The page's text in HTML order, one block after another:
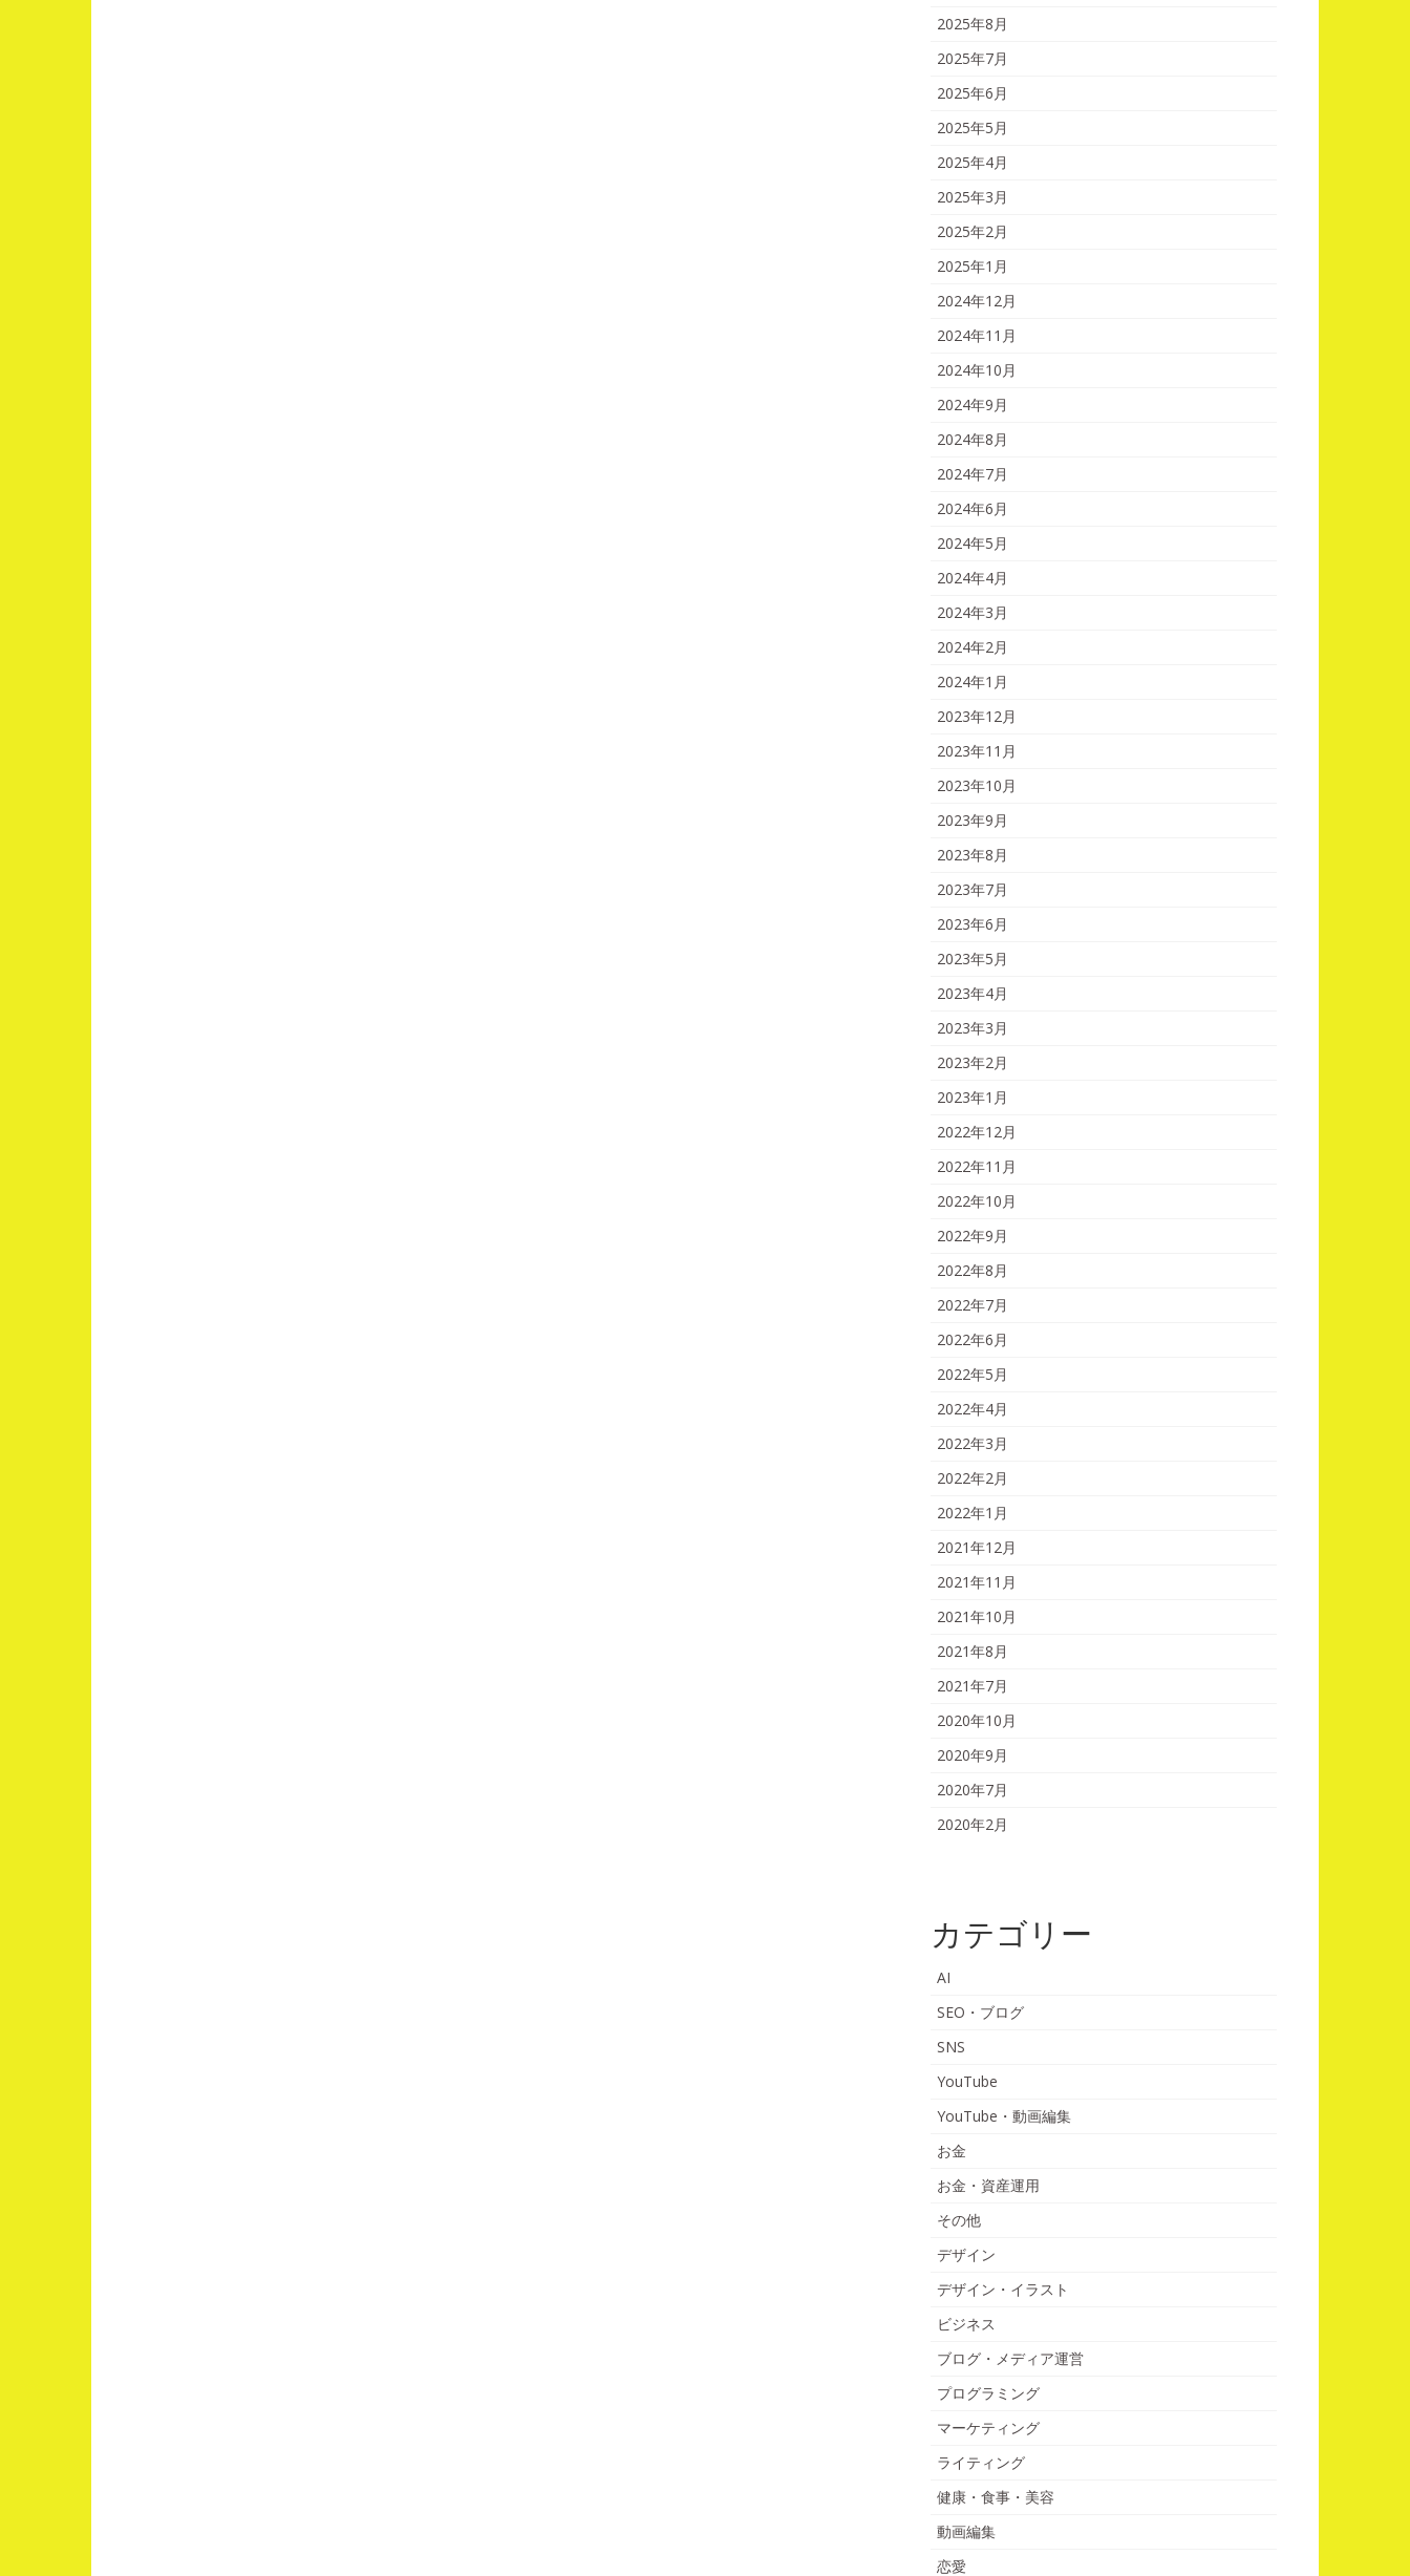
2025年8月
2025年7月
2025年6月
2025年5月
2025年4月
2025年3月
2025年2月
2025年1月
2024年12月
2024年11月
2024年10月
2024年9月
2024年8月
2024年7月
2024年6月
2024年5月
2024年4月
2024年3月
2024年2月
2024年1月
2023年12月
2023年11月
2023年10月
2023年9月
2023年8月
2023年7月
2023年6月
2023年5月
2023年4月
2023年3月
2023年2月
2023年1月
2022年12月
2022年11月
2022年10月
2022年9月
2022年8月
2022年7月
2022年6月
2022年5月
2022年4月
2022年3月
2022年2月
2022年1月
2021年12月
2021年11月
2021年10月
2021年8月
2021年7月
2020年10月
2020年9月
2020年7月
2020年2月
カテゴリー
AI
SEO・ブログ
SNS
YouTube
YouTube・動画編集
お金
お金・資産運用
その他
デザイン
デザイン・イラスト
ビジネス
ブログ・メディア運営
プログラミング
マーケティング
ライティング
健康・食事・美容
動画編集
恋愛